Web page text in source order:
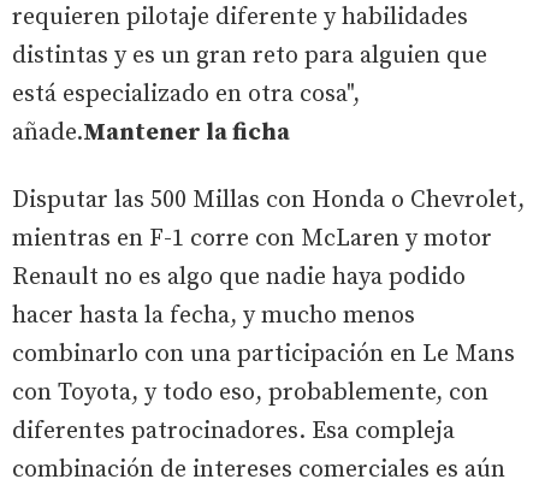
requieren pilotaje diferente y habilidades
distintas y es un gran reto para alguien que
está especializado en otra cosa",
añade.Mantener la ficha
Disputar las 500 Millas con Honda o Chevrolet,
mientras en F-1 corre con McLaren y motor
Renault no es algo que nadie haya podido
hacer hasta la fecha, y mucho menos
combinarlo con una participación en Le Mans
con Toyota, y todo eso, probablemente, con
diferentes patrocinadores. Esa compleja
combinación de intereses comerciales es aún